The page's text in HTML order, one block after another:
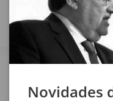
Novidades